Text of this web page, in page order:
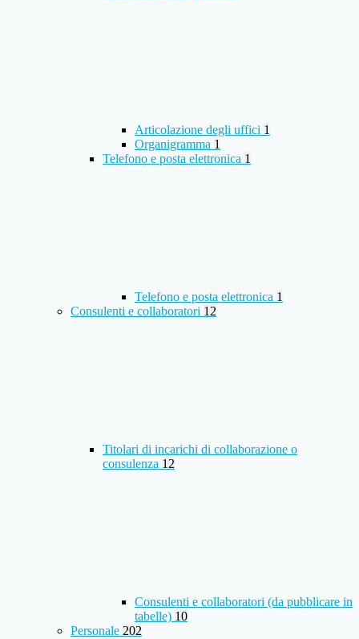
Articolazione degli uffici 1
Organigramma 1
Telefono e posta elettronica 1
Telefono e posta elettronica 1
Consulenti e collaboratori 12
Titolari di incarichi di collaborazione o
consulenza 12
Consulenti e collaboratori (da pubblicare in
tabelle) 10
Personale 202